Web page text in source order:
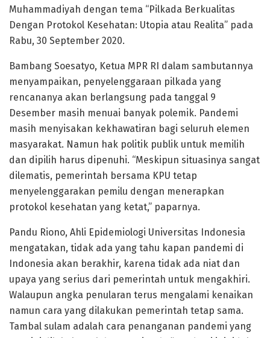
Muhammadiyah dengan tema “Pilkada Berkualitas
Dengan Protokol Kesehatan: Utopia atau Realita” pada
Rabu, 30 September 2020.
Bambang Soesatyo, Ketua MPR RI dalam sambutannya
menyampaikan, penyelenggaraan pilkada yang
rencananya akan berlangsung pada tanggal 9
Desember masih menuai banyak polemik. Pandemi
masih menyisakan kekhawatiran bagi seluruh elemen
masyarakat. Namun hak politik publik untuk memilih
dan dipilih harus dipenuhi. “Meskipun situasinya sangat
dilematis, pemerintah bersama KPU tetap
menyelenggarakan pemilu dengan menerapkan
protokol kesehatan yang ketat,” paparnya.
Pandu Riono, Ahli Epidemiologi Universitas Indonesia
mengatakan, tidak ada yang tahu kapan pandemi di
Indonesia akan berakhir, karena tidak ada niat dan
upaya yang serius dari pemerintah untuk mengakhiri.
Walaupun angka penularan terus mengalami kenaikan
namun cara yang dilakukan pemerintah tetap sama.
Tambal sulam adalah cara penanganan pandemi yang